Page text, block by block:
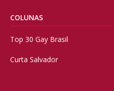
COLUNAS
Top 30 Gay Brasil
Curta Salvador